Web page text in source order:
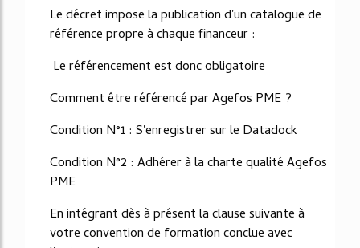
Le décret impose la publication d'un catalogue de
référence propre à chaque financeur :
Le référencement est donc obligatoire
Comment être référencé par Agefos PME ?
Condition N°1 : S'enregistrer sur le Datadock
Condition N°2 : Adhérer à la charte qualité Agefos
PME
En intégrant dès à présent la clause suivante à
votre convention de formation conclue avec